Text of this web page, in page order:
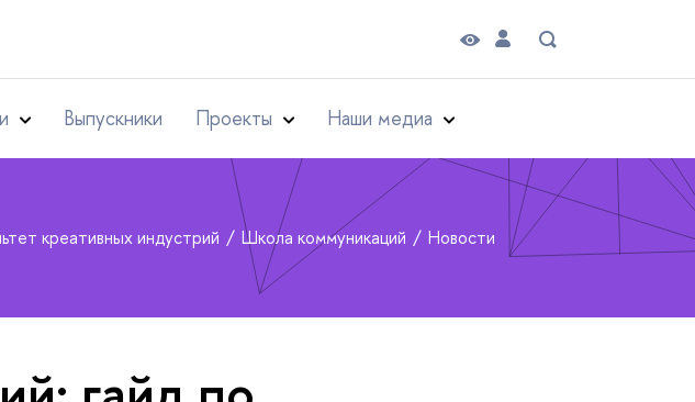
Выпускники Проекты Наши медиа
креативных индустрий Школа коммуникаций Новости